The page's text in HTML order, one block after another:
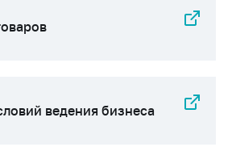
ведения бизнеса